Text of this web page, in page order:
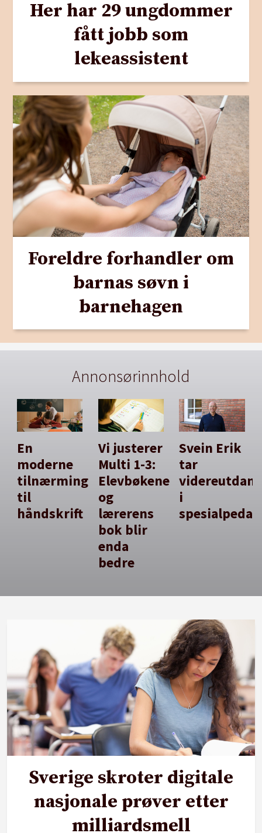
Her har 29 ungdommer
fått jobb som
lekeassistent
Foreldre forhandler om
barnas søvn i
barnehagen
Annonsørinnhold
En
moderne
tilnærming
til
håndskrift
Vi justerer
Multi 1-3:
Elevbøkene
og
lærerens
bok blir
enda
bedre
Svein Erik
tar
i
Sverige skroter digitale
nasjonale prøver etter
milliardsmell